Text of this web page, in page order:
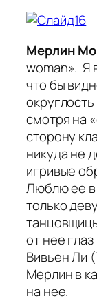
Мерлин
woman». Я
что бы
смотря на
сторону
никуда не
игривые
Люблю ее в
только
от нее
Вивьен Ли
Мерлин в
на нее.